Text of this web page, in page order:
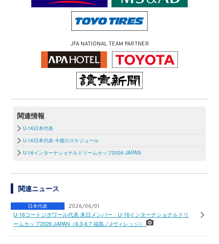
JFA NATIONAL TEAM PARTNER
関連情報
U-16日本代表
U-16日本代表 今後のスケジュール
U-16インターナショナルドリームカップ2026 JAPAN
関連ニュース
日本代表 2026/06/01
U-16コートジボワール代表 来日メンバー U-16インターナショナルドリ
ームカップ2026 JAPAN（6.3-6.7 福島／Jヴィレッジ）